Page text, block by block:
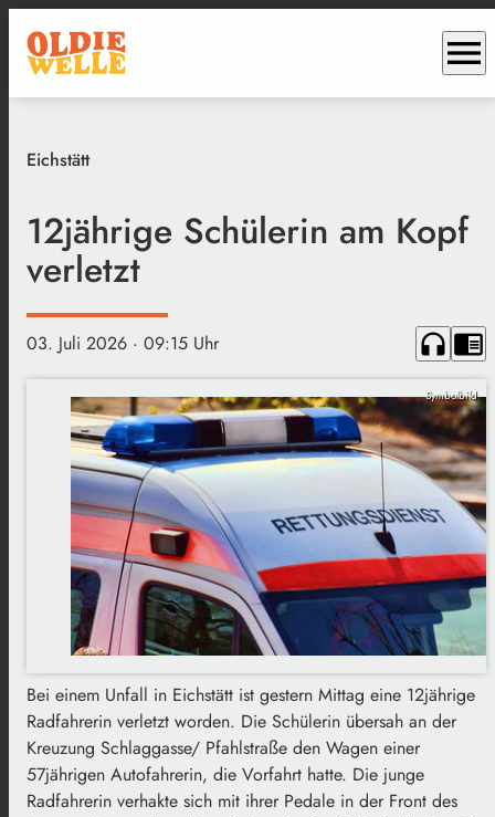
menu
Eichstätt
12jährige Schülerin am Kopf
verletzt
03. Juli 2026 · 09:15 Uhr headphones chrome_reader_mode
Symbolbild
Bei einem Unfall in Eichstätt ist gestern Mittag eine 12jährige
Radfahrerin verletzt worden. Die Schülerin übersah an der
Kreuzung Schlaggasse/ Pfahlstraße den Wagen einer
57jährigen Autofahrerin, die Vorfahrt hatte. Die junge
Radfahrerin verhakte sich mit ihrer Pedale in der Front des